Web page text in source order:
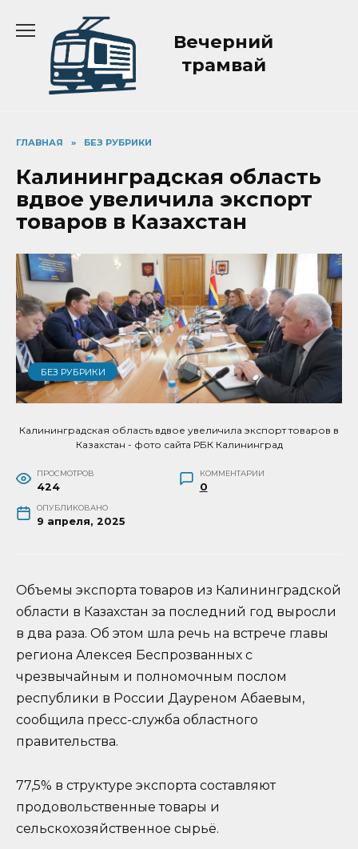
содержанию
Вечерний
трамвай
ГЛАВНАЯ » БЕЗ РУБРИКИ
Калининградская область
вдвое увеличила экспорт
товаров в Казахстан
БЕЗ РУБРИКИ
Калининградская область вдвое увеличила экспорт товаров в
Казахстан - фото сайта РБК Калининград
ПРОСМОТРОВ
424
КОММЕНТАРИИ
0
ОПУБЛИКОВАНО
9 апреля, 2025
Объемы экспорта товаров из Калининградской
области в Казахстан за последний год выросли
в два раза. Об этом шла речь на встрече главы
региона Алексея Беспрозванных с
чрезвычайным и полномочным послом
республики в России Дауреном Абаевым,
сообщила пресс-служба областного
правительства.
77,5% в структуре экспорта составляют
продовольственные товары и
сельскохозяйственное сырьё.